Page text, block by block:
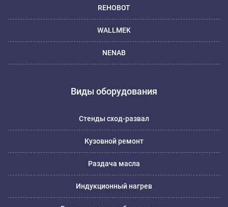
REHOBOT
WALLMEK
NENAB
Виды оборудования
Стенды сход-развал
Кузовной ремонт
Раздача масла
Индукционный нагрев